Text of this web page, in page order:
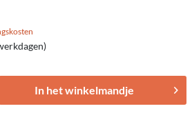
In het winkelmandje